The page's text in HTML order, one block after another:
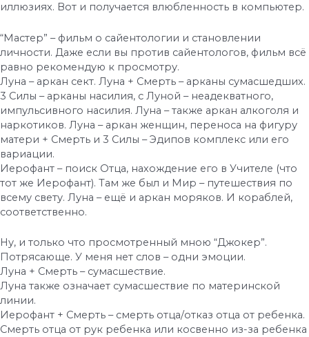
иллюзиях. Вот и получается влюбленность в компьютер.
“Мастер” – фильм о сайентологии и становлении
личности. Даже если вы против сайентологов, фильм всё
равно рекомендую к просмотру.
Луна – аркан сект. Луна + Смерть – арканы сумасшедших.
3 Силы – арканы насилия, с Луной – неадекватного,
импульсивного насилия. Луна – также аркан алкоголя и
наркотиков. Луна – аркан женщин, переноса на фигуру
матери + Смерть и 3 Силы – Эдипов комплекс или его
вариации.
Иерофант – поиск Отца, нахождение его в Учителе (что
тот же Иерофант). Там же был и Мир – путешествия по
всему свету. Луна – ещё и аркан моряков. И кораблей,
соответственно.
Ну, и только что просмотренный мною “Джокер”.
Потрясающе. У меня нет слов – одни эмоции.
Луна + Смерть – сумасшествие.
Луна также означает сумасшествие по материнской
линии.
Иерофант + Смерть – смерть отца/отказ отца от ребенка.
Смерть отца от рук ребенка или косвенно из-за ребенка